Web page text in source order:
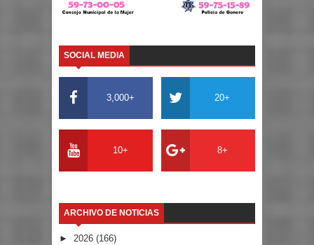
SOCIAL MEDIA
3,000+ 20+
10+ 8+
ARCHIVO DE NOTICIAS
► 2026 (166)